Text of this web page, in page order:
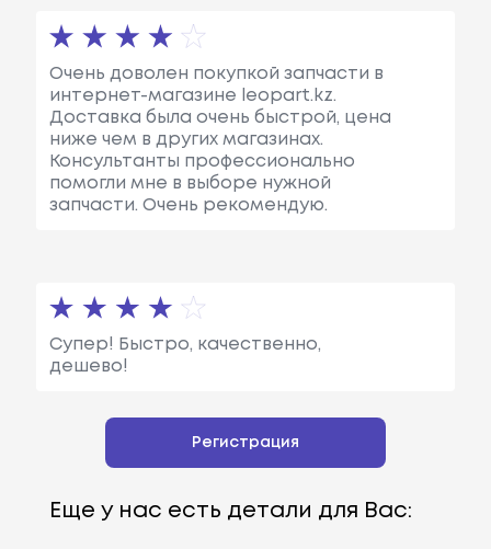
Очень доволен покупкой запчасти в
интернет-магазине leopart.kz.
Доставка была очень быстрой, цена
ниже чем в других магазинах.
Консультанты профессионально
помогли мне в выборе нужной
запчасти. Очень рекомендую.
Супер! Быстро, качественно,
дешево!
Регистрация
Еще у нас есть детали для Вас: